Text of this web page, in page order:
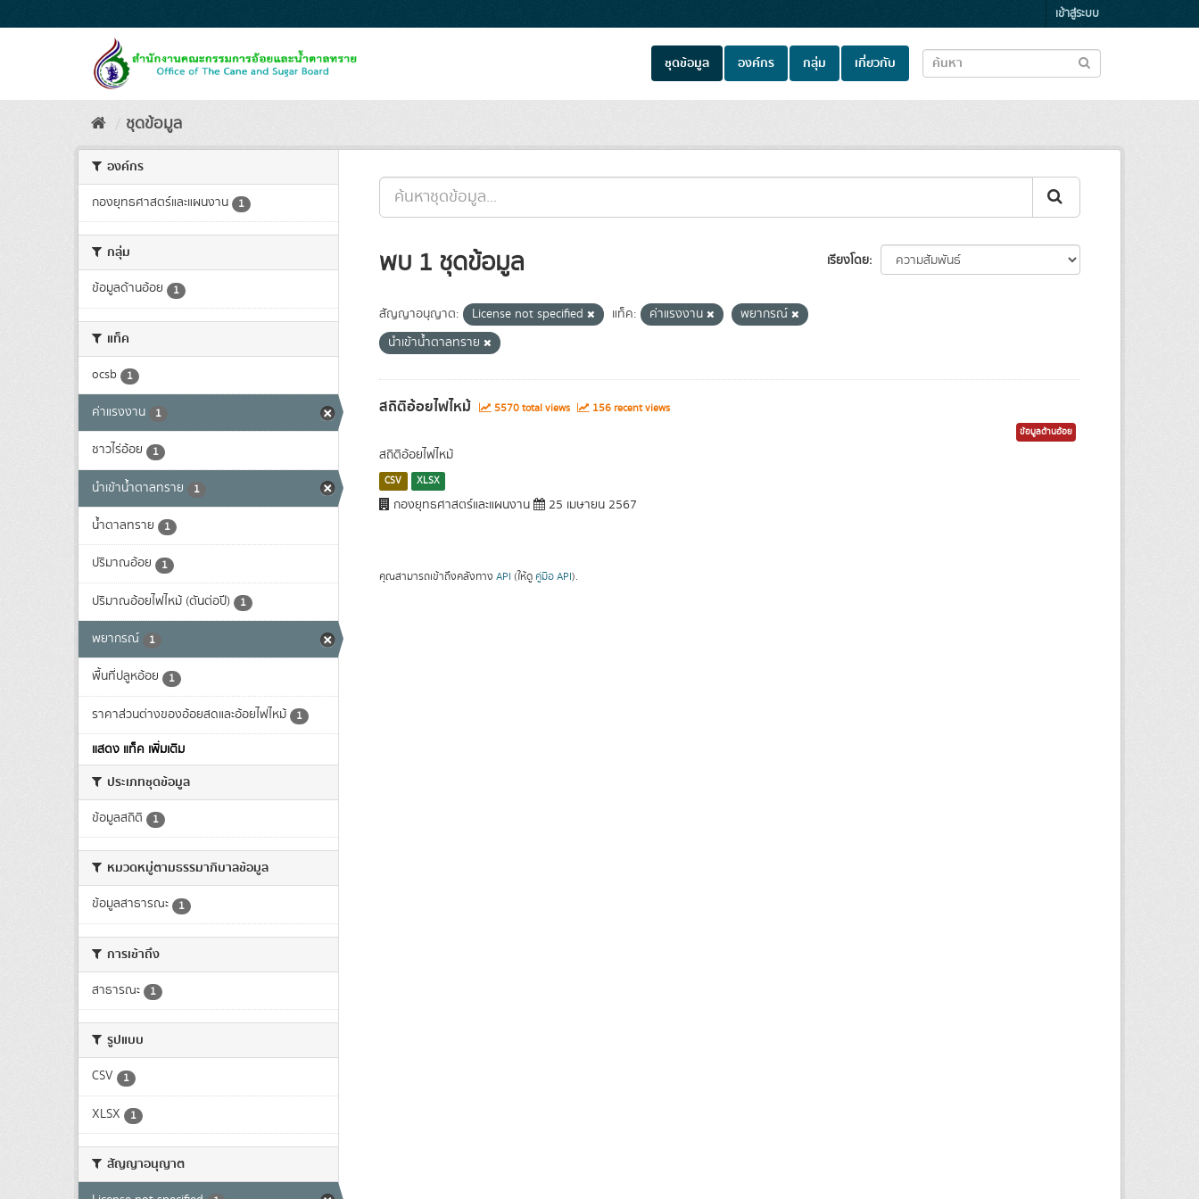
to
เข้าสู่ระบบ
ชุดข้อมูล องค์กร กลุ่ม เกี่ยวกับ
ชุดข้อมูล
องค์กร
กองยุทธศาสตร์และแผนงาน 1
กลุ่ม
ข้อมูลด้านอ้อย 1
แท็ค
ocsb 1
ค่าแรงงาน 1
ชาวไร่อ้อย 1
นำเข้าน้ำตาลทราย 1
น้ำตาลทราย 1
ปริมาณอ้อย 1
ปริมาณอ้อยไฟไหม้ (ตันต่อปี) 1
พยากรณ์ 1
พื้นที่ปลูหอ้อย 1
ราคาส่วนต่างของอ้อยสดและอ้อยไฟไหม้ 1
แสดง แท็ค เพิ่มเติม
ประเภทชุดข้อมูล
ข้อมูลสถิติ 1
หมวดหมู่ตามธรรมาภิบาลข้อมูล
ข้อมูลสาธารณะ 1
การเข้าถึง
สาธารณะ 1
รูปแบบ
CSV 1
XLSX 1
สัญญาอนุญาต
เรียงโดย
พบ 1 ชุดข้อมูล
สัญญาอนุญาต: License not specified แท็ค: ค่าแรงงาน
พยากรณ์
นำเข้าน้ำตาลทราย
สถิติอ้อยไฟไหม้ 5570 total views 156 recent views
ข้อมูลด้านอ้อย
สถิติอ้อยไฟไหม้
CSV XLSX
กองยุทธศาสตร์และแผนงาน 25 เมษายน 2567
คุณสามารถเข้าถึงคลังทาง API (ให้ดู คู่มือ API).